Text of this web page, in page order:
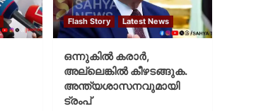
Flash Story Latest News
ഒന്നുകില്‍ കരാര്‍,
അല്ലെങ്കില്‍ കീഴടങ്ങുക.
അന്ത്യശാസനവുമായി
ട്രംപ്